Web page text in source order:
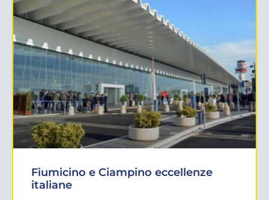
Fiumicino e Ciampino eccellenze
italiane